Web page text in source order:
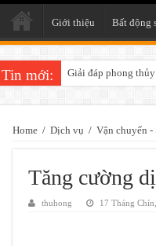
Giới thiệu Bất động
Tin mới: Giải đáp phong
Home / Dịch vụ / Vận chuyển -
Tăng cường
thuhong 17 Tháng